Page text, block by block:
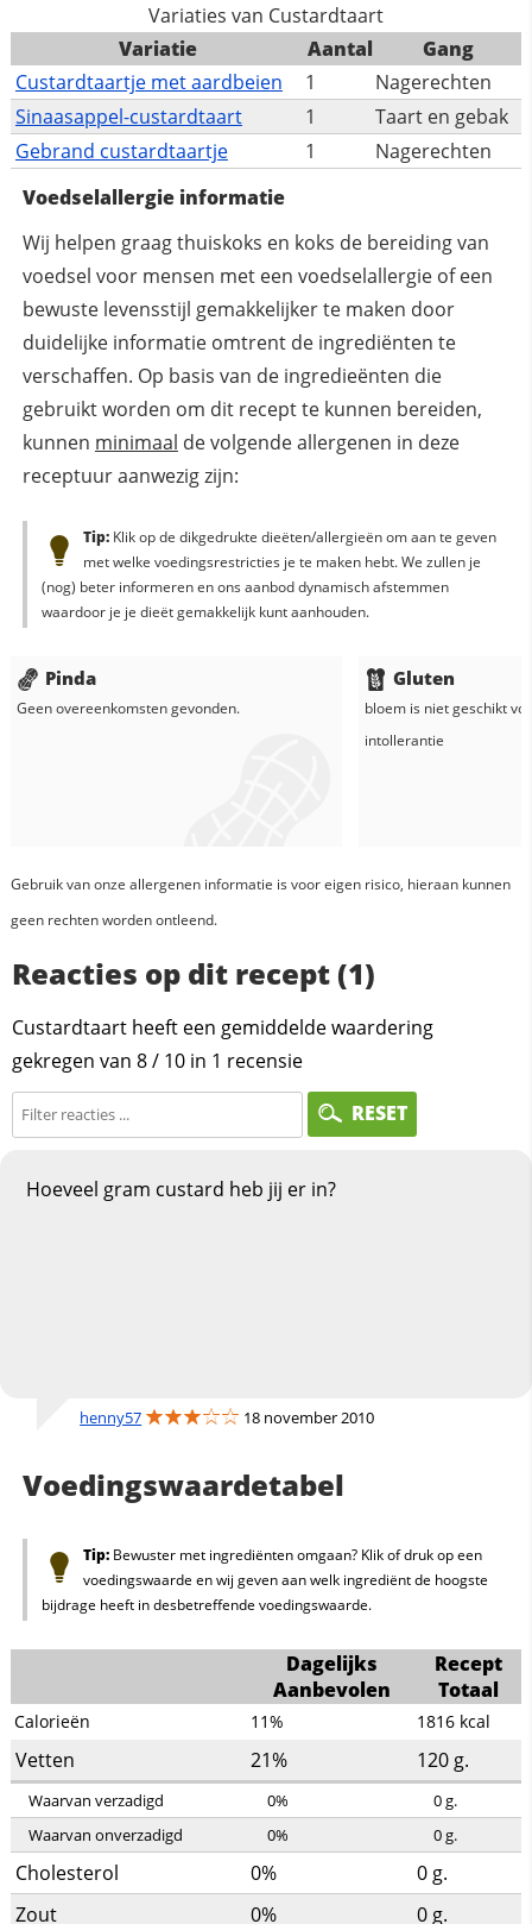
Variaties van Custardtaart
Variatie
Aantal
Gang
Custardtaartje met aardbeien
1
Nagerechten
Sinaasappel-custardtaart
1
Taart en gebak
Gebrand custardtaartje
1
Nagerechten
Voedselallergie informatie
Wij helpen graag thuiskoks en koks de bereiding van
voedsel voor mensen met een voedselallergie of een
bewuste levensstijl gemakkelijker te maken door
duidelijke informatie omtrent de ingrediënten te
verschaffen. Op basis van de ingredieënten die
gebruikt worden om dit recept te kunnen bereiden,
kunnen minimaal de volgende allergenen in deze
receptuur aanwezig zijn:
Tip:Klik op de dikgedrukte dieëten/allergieën om aan te geven
met welke voedingsrestricties je te maken hebt. We zullen je
(nog) beter informeren en ons aanbod dynamisch afstemmen
waardoor je je dieët gemakkelijk kunt aanhouden.
Pinda
Geen overeenkomsten gevonden.
Gluten
bloemis niet geschikt
intollerantie
Gebruik van onze allergenen informatie is voor eigen risico, hieraan kunnen
geen rechten worden ontleend.
Reacties op dit recept (1)
Custardtaart heeft een gemiddelde waardering
gekregen van 8/ 10 in 1 recensie
RESET
Hoeveel gram custard heb jij er in?
henny57 18 november 2010
Voedingswaardetabel
Tip:Bewuster met ingrediënten omgaan? Klik of druk op een
voedingswaarde en wij geven aan welk ingrediënt de hoogste
bijdrage heeft in desbetreffende voedingswaarde.
Dagelijks
Aanbevolen
Recept
Totaal
Calorieën 11% 1816 kcal
Vetten 21% 120 g.
Waarvan verzadigd 0% 0g.
Waarvan onverzadigd
0% 0g.
Cholesterol 0% 0 g.
Zout
0% 0 g.